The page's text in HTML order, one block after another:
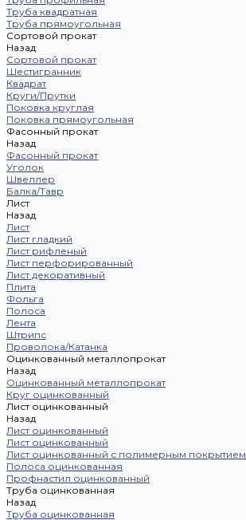
Труба квадратная
Труба прямоугольная
Сортовой прокат
Назад
Сортовой прокат
Шестигранник
Квадрат
Круги/Прутки
Поковка круглая
Поковка прямоугольная
Фасонный прокат
Назад
Фасонный прокат
Уголок
Швеллер
Балка/Тавр
Лист
Назад
Лист
Лист гладкий
Лист рифленый
Лист перфорированный
Лист декоративный
Плита
Фольга
Полоса
Лента
Штрипс
Проволока/Катанка
Оцинкованный металлопрокат
Назад
Оцинкованный металлопрокат
Круг оцинкованный
Лист оцинкованный
Назад
Лист оцинкованный
Лист оцинкованный
Лист оцинкованный с полимерным покрытием
Полоса оцинкованная
Профнастил оцинкованный
Труба оцинкованная
Назад
Труба оцинкованная